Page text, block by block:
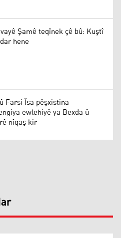
Şamê teqînek çê bû: Kuştî
hene
Farsi Îsa pêşxistina
ewlehiyê ya Bexda û
nîqaş kir